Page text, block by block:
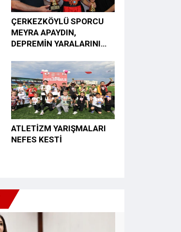
ÇERKEZKÖYLÜ SPORCU
MEYRA APAYDIN,
DEPREMİN YARALARINI
MİLLİ FORMA
ATLETİZM YARIŞMALARI
NEFES KESTİ